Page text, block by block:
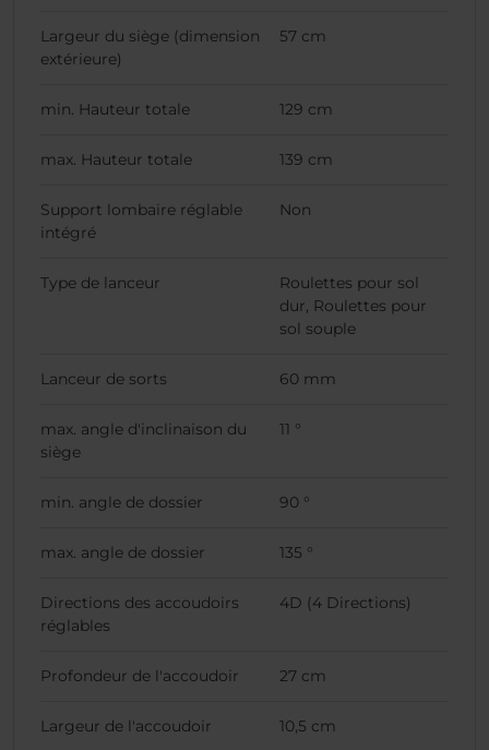
Largeur du siège (dimension
extérieure)
57 cm
min. Hauteur totale 129 cm
max. Hauteur totale 139 cm
Support lombaire réglable
intégré
Non
Type de lanceur
Roulettes pour sol
dur, Roulettes pour
sol souple
Lanceur de sorts 60 mm
max. angle d'inclinaison du
siège
11 °
min. angle de dossier 90 °
max. angle de dossier 135 °
Directions des accoudoirs
réglables
4D (4 Directions)
Profondeur de l'accoudoir 27 cm
Largeur de l'accoudoir 10,5 cm